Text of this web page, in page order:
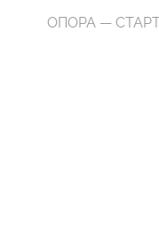
ОПОРА —